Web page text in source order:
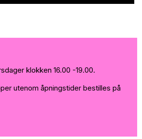
klokken 16.00 -19.00.
utenom åpningstider bestilles på